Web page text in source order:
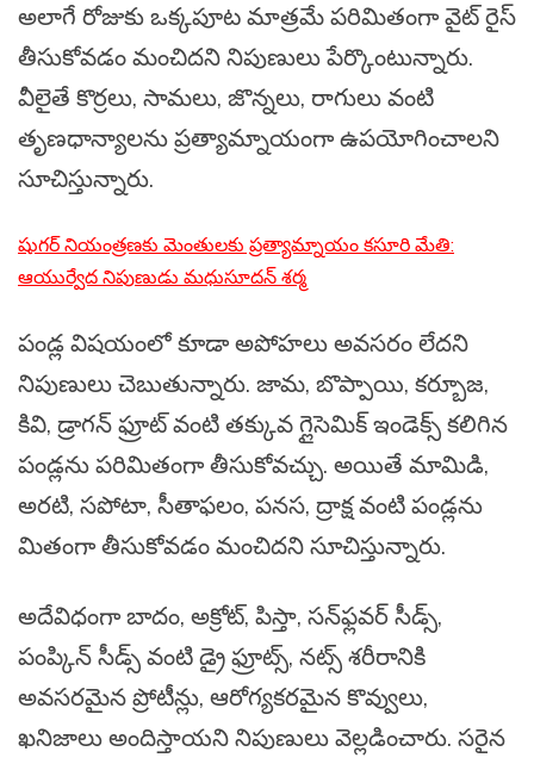
అలాగే రోజుకు ఒక్కపూట మాత్రమే పరిమితంగా వైట్ రైస్
తీసుకోవడం మంచిదని నిపుణులు పేర్కొంటున్నారు.
వీలైతే కొర్రలు, సామలు, జొన్నలు, రాగులు వంటి
తృణధాన్యాలను ప్రత్యామ్నాయంగా ఉపయోగించాలని
సూచిస్తున్నారు.
షుగర్ నియంత్రణకు మెంతులకు ప్రత్యామ్నాయం కసూరి మేతి:
ఆయుర్వేద నిపుణుడు మధుసూదన్ శర్మ
పండ్ల విషయంలో కూడా అపోహలు అవసరం లేదని
నిపుణులు చెబుతున్నారు. జామ, బొప్పాయి, కర్బూజ,
కివి, డ్రాగన్ ఫ్రూట్ వంటి తక్కువ గ్లైసెమిక్ ఇండెక్స్ కలిగిన
పండ్లను పరిమితంగా తీసుకోవచ్చు. అయితే మామిడి,
అరటి, సపోటా, సీతాఫలం, పనస, ద్రాక్ష వంటి పండ్లను
మితంగా తీసుకోవడం మంచిదని సూచిస్తున్నారు.
అదేవిధంగా బాదం, అక్రోట్, పిస్తా, సన్‌ఫ్లవర్ సీడ్స్,
పంప్కిన్ సీడ్స్ వంటి డ్రై ఫ్రూట్స్, నట్స్ శరీరానికి
అవసరమైన ప్రోటీన్లు, ఆరోగ్యకరమైన కొవ్వులు,
ఖనిజాలు అందిస్తాయని నిపుణులు వెల్లడించారు. సరైన